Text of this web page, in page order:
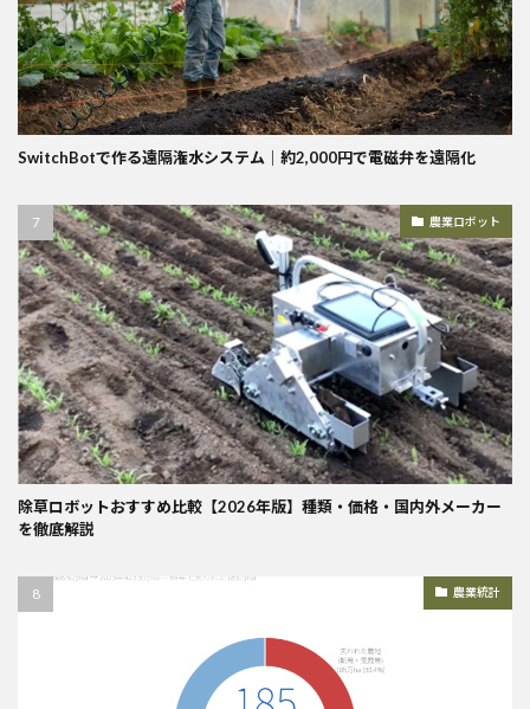
SwitchBotで作る遠隔潅水システム｜約2,000円で電磁弁を遠隔化
農業ロボット
除草ロボットおすすめ比較【2026年版】種類・価格・国内外メーカー
を徹底解説
農業統計